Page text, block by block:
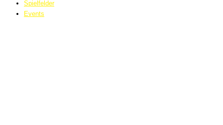
Spielfelder
Events